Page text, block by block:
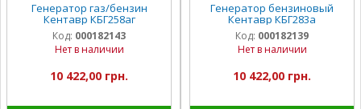
Генератор газ/бензин
Кентавр КБГ258аг
Код: 000182143
Нет в наличии
10 422,00 грн.
Генератор бензиновый
Кентавр КБГ283a
Код: 000182139
Нет в наличии
10 422,00 грн.